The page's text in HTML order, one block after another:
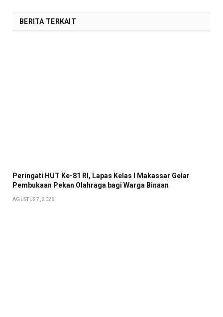
BERITA TERKAIT
Peringati HUT Ke-81 RI, Lapas Kelas I Makassar Gelar
Pembukaan Pekan Olahraga bagi Warga Binaan
AGUSTUS 7, 2026